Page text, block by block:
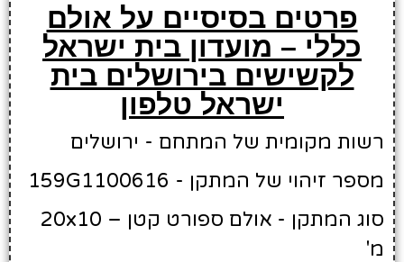
פרטים בסיסיים על אולם
כללי – מועדון בית ישראל
לקשישים בירושלים בית
ישראל טלפון
רשות מקומית של המתחם - ירושלים
מספר זיהוי של המתקן - 159G1100616
סוג המתקן - אולם ספורט קטן – 20x10
מ'